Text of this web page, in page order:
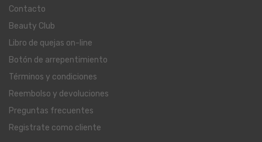
Contacto
Beauty Club
Libro de quejas on-line
Botón de arrepentimiento
Términos y condiciones
Reembolso y devoluciones
Preguntas frecuentes
Registrate como cliente